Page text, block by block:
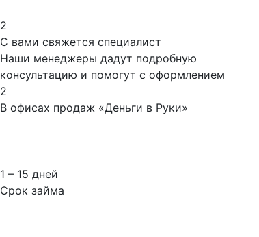
2
С вами свяжется специалист
Наши менеджеры дадут подробную
консультацию и помогут с оформлением
2
В офисах продаж «Деньги в Руки»
1 – 15 дней
Срок займа